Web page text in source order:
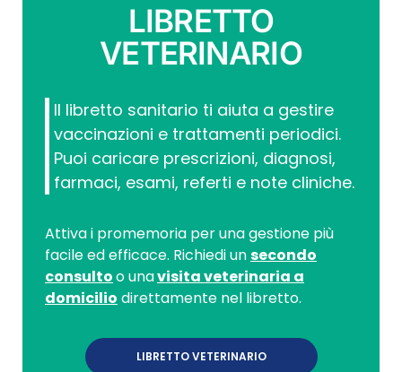
LIBRETTO
VETERINARIO
Il libretto sanitario ti aiuta a gestire
vaccinazioni e trattamenti periodici.
Puoi caricare prescrizioni, diagnosi,
farmaci, esami, referti e note cliniche.
Attiva i promemoria per una gestione più
facile ed efficace. Richiedi unsecondo
consultoo unavisita veterinaria a
domicilio direttamente nel libretto.
LIBRETTO VETERINARIO